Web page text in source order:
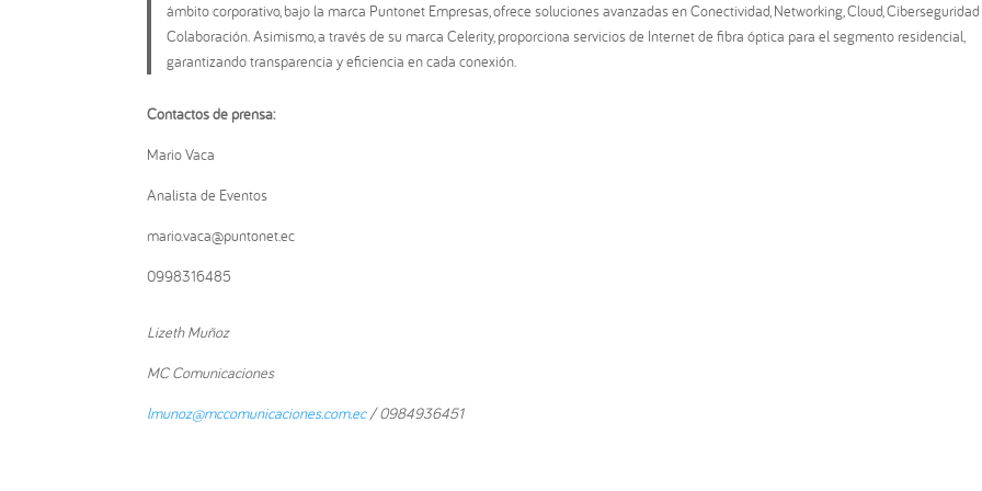
ámbito corporativo, bajo la marca Puntonet Empresas, ofrece soluciones avanzadas en Conectividad, Networking, Cloud,
Colaboración. Asimismo, a través de su marca Celerity, proporciona servicios de Internet de fibra óptica para el segmento residencial,
garantizando transparencia y eficiencia en cada conexión.
Contactos de prensa:
Mario Vaca
Analista de Eventos
mario.vaca@puntonet.ec
0998316485
Lizeth Muñoz
MC Comunicaciones
lmunoz@mccomunicaciones.com.ec/ 0984936451